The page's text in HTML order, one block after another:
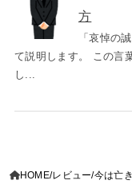
方
「哀悼の
て説明します。 この言
し...
HOME レビュー 今は亡